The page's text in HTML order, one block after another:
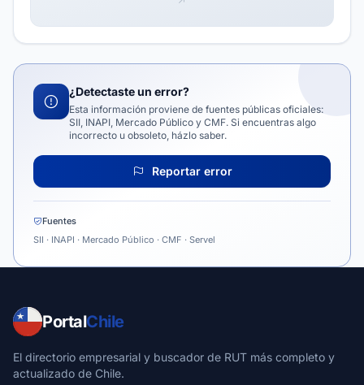
¿Detectaste un error?
Esta información proviene de fuentes públicas oficiales:
SII, INAPI, Mercado Público y CMF. Si encuentras algo
incorrecto u obsoleto, házlo saber.
Reportar error
Fuentes
SII · INAPI · Mercado Público · CMF · Servel
PortalChile
El directorio empresarial y buscador de RUT más completo y
actualizado de Chile.